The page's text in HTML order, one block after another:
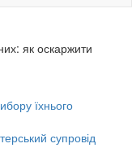
як оскаржити
їхнього
супровід